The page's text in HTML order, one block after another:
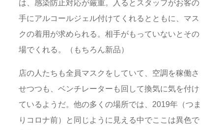
は、感染防止対応が厳重。入るとスタッフがお客の
手にアルコールジェル付けてくれるとともに、マス
クの着用が求められる。相手がもっていないとその
場でくれる。（もちろん新品）
店の人たちも全員マスクをしていて、空調を稼働さ
せつつも、ベンチレーターも回して換気に気を付け
ているようだ。他の多くの場所では、2019年（つま
りコロナ前）と同じように見える中でここは異色で